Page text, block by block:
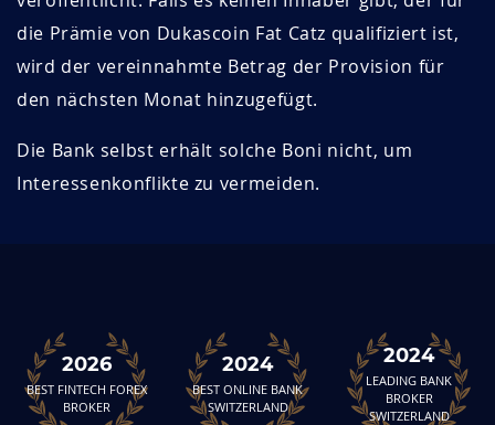
die Prämie von Dukascoin Fat Catz qualifiziert ist,
wird der vereinnahmte Betrag der Provision für
den nächsten Monat hinzugefügt.
Die Bank selbst erhält solche Boni nicht, um
Interessenkonflikte zu vermeiden.
2026
BEST FINTECH FOREX
BROKER
2024
BEST ONLINE BANK
SWITZERLAND
2024
LEADING BANK
BROKER
SWITZERLAND